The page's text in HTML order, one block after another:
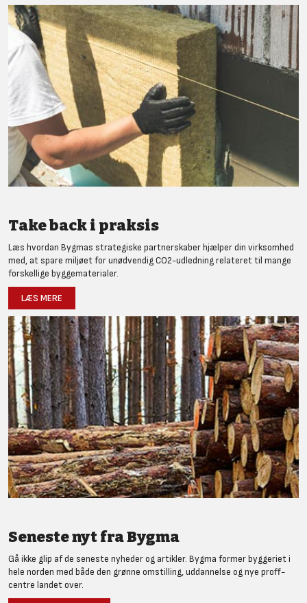
Take back i praksis
Læs hvordan Bygmas strategiske partnerskaber hjælper din virksomhed
med, at spare miljøet for unødvendig CO2-udledning relateret til mange
forskellige byggematerialer.
LÆS MERE
Seneste nyt fra Bygma
Gå ikke glip af de seneste nyheder og artikler. Bygma former byggeriet i
hele norden med både den grønne omstilling, uddannelse og nye proff-
centre landet over.